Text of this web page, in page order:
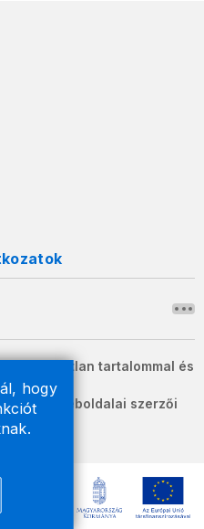
hogy
változatlan tartalommal és
weboldalai szerzői